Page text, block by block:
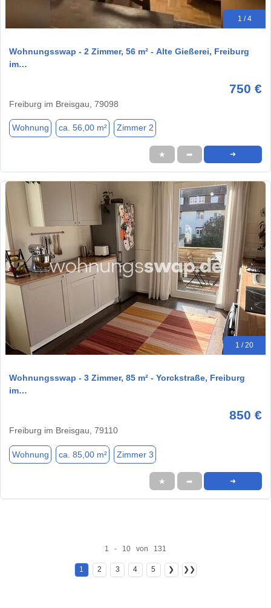
1 / 4
Wohnungsswap - 2 Zimmer, 56 m² - Alte Gießerei, Freiburg
im…
750 €
Freiburg im Breisgau, 79098
Wohnung ca. 56,00 m² Zimmer 2
★ ➦ ➜
1 / 20
Wohnungsswap - 3 Zimmer, 85 m² - Yorckstraße, Freiburg
im…
850 €
Freiburg im Breisgau, 79110
Wohnung ca. 85,00 m² Zimmer 3
★ ➦ ➜
1 - 10 von 131
1 2 3 4 5 ❯ ❯❯